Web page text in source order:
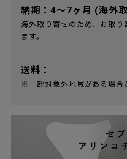
納期：4～7ヶ月 (海外取
海外取り寄せのため、お取
ます。
送料：
※一部対象外地域がある場合